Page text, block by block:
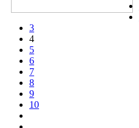
3
4
5
6
7
8
9
10